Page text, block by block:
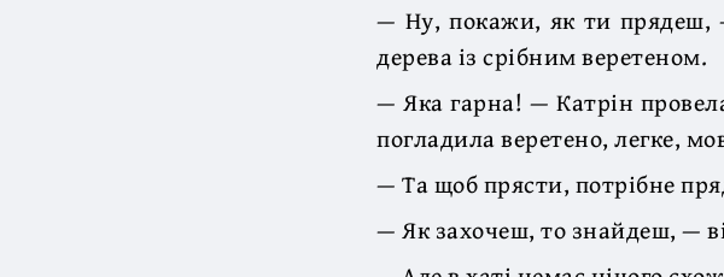
— Ну, покажи, як ти прядеш,
дерева із срібним веретеном.
— Яка гарна! — Катрін
погладила веретено, легке,
— Та щоб прясти, потрібне
— Як захочеш, то знайдеш, —